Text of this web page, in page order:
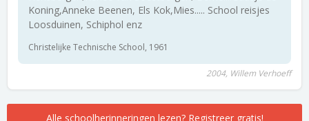
Koning,Anneke Beenen, Els Kok,Mies..... School reisjes
Loosduinen, Schiphol enz
Christelijke Technische School, 1961
2004, Willem Verhoeff
Alle schoolherinneringen lezen? Registreer gratis!